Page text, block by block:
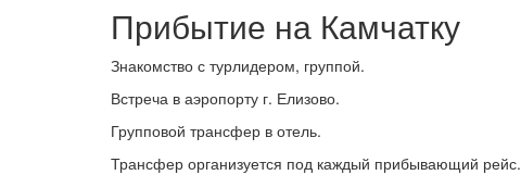
Прибытие на Камчатку
Знакомство с турлидером, группой.
Встреча в аэропорту г. Елизово.
Групповой трансфер в отель.
Трансфер организуется под каждый прибывающий